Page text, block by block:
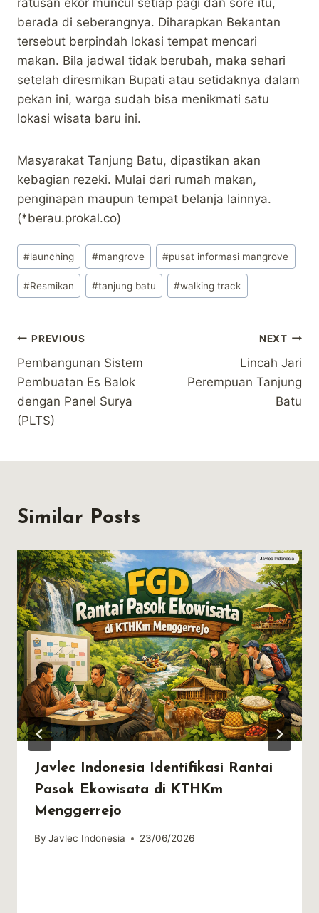
berada di seberangnya. Diharapkan Bekantan
tersebut berpindah lokasi tempat mencari
makan. Bila jadwal tidak berubah, maka sehari
setelah diresmikan Bupati atau setidaknya dalam
pekan ini, warga sudah bisa menikmati satu
lokasi wisata baru ini.
Masyarakat Tanjung Batu, dipastikan akan
kebagian rezeki. Mulai dari rumah makan,
penginapan maupun tempat belanja lainnya.
(*berau.prokal.co)
Post
Tags:
#launching #mangrove #pusat informasi mangrove
#Resmikan #tanjung batu #walking track
Post
navigation
PREVIOUS
Pembangunan Sistem
Pembuatan Es Balok
dengan Panel Surya
(PLTS)
NEXT
Lincah Jari
Perempuan Tanjung
Batu
Similar Posts
Javlec Indonesia Identifikasi Rantai
Pasok Ekowisata di KTHKm
Menggerrejo
By Javlec Indonesia 23/06/2026